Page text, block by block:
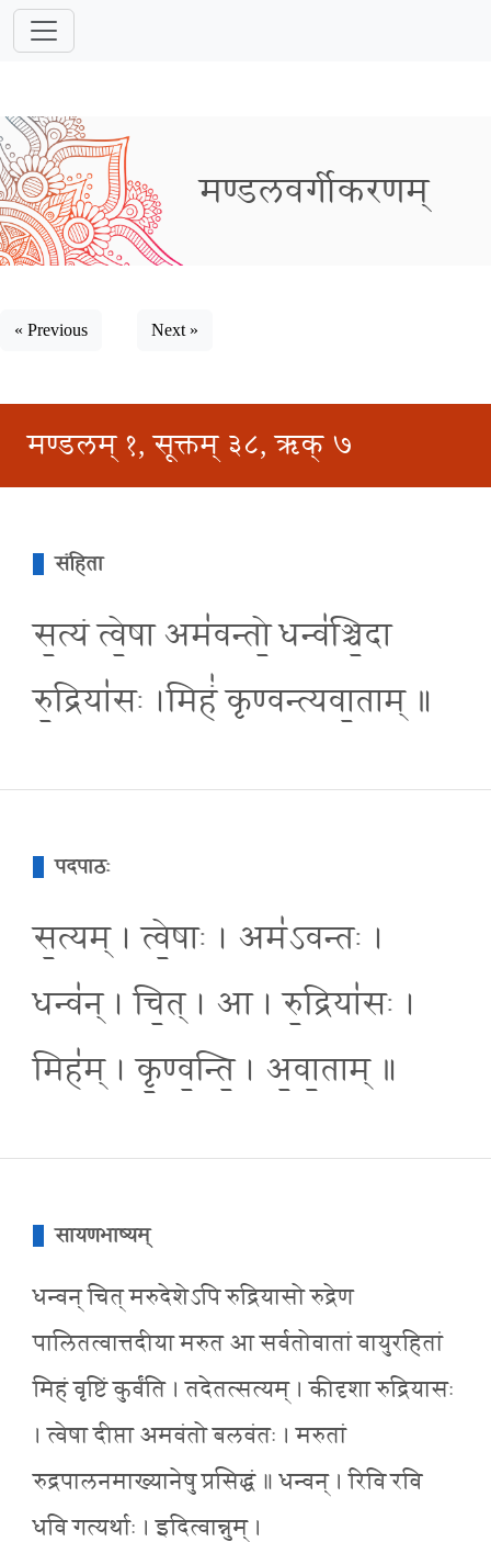
मण्डलवर्गीकरणम्
« Previous Next »
मण्डलम् १, सूक्तम् ३८, ऋक् ७
संहिता
स॒त्यं त्वे॒षा अम॑वन्तो॒ धन्व॑ञ्चि॒दा
रु॒द्रिया॑सः ।मिहं॑ कृण्वन्त्यवा॒ताम् ॥
पदपाठः
स॒त्यम् । त्वे॒षाः । अम॑ऽवन्तः ।
धन्व॑न् । चि॒त् । आ । रु॒द्रिया॑सः ।
मिह॑म् । कृ॒ण्व॒न्ति॒ । अ॒वा॒ताम् ॥
सायणभाष्यम्
धन्वन् चित् मरुदेशेऽपि रुद्रियासो रुद्रेण
पालितत्वात्तदीया मरुत आ सर्वतोवातां वायुरहितां
मिहं वृष्टिं कुर्वंति । तदेतत्सत्यम् । कीदृशा रुद्रियासः
। त्वेषा दीप्ता अमवंतो बलवंतः । मरुतां
रुद्रपालनमाख्यानेषु प्रसिद्धं ॥ धन्वन् । रिवि रवि
धवि गत्यर्थाः । इदित्वान्नुम् ।